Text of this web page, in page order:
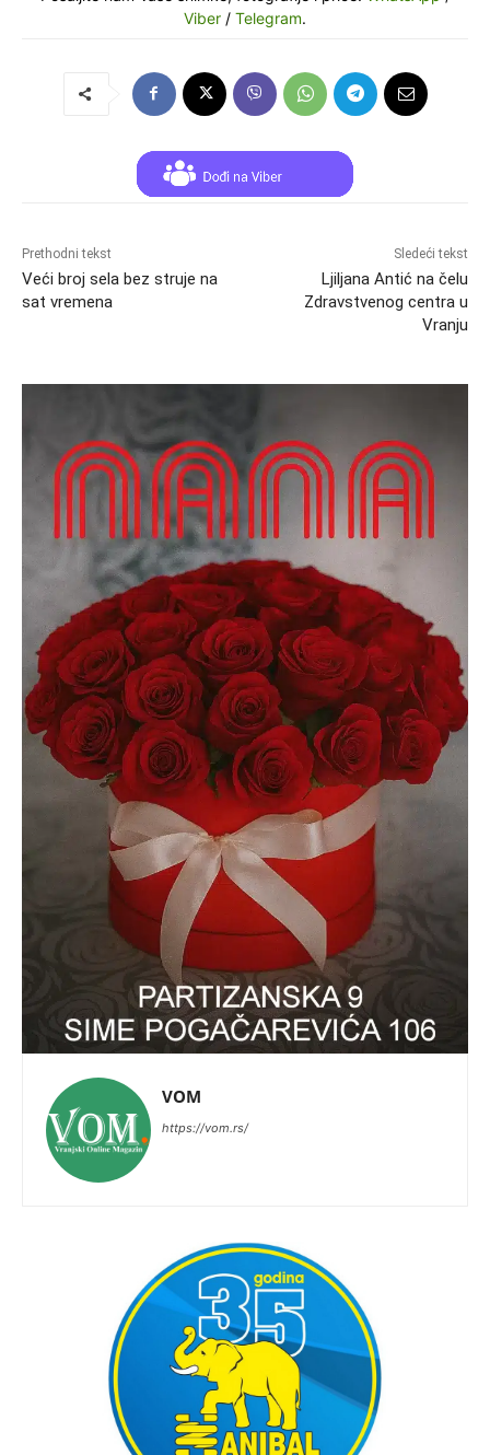
Viber / Telegram.
Prethodni tekst
Veći broj sela bez struje na
sat vremena
Sledeći tekst
Ljiljana Antić na čelu
Zdravstvenog centra u
Vranju
VOM
https://vom.rs/